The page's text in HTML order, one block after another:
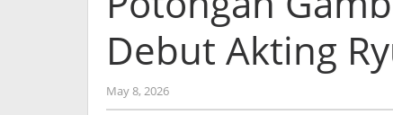
Debut Akting
May 8, 2026by
Kidihae